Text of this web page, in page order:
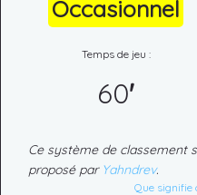
Occasionnel
Temps de jeu :
60'
Ce système de classement
proposé par Yahndrev.
Que signifie